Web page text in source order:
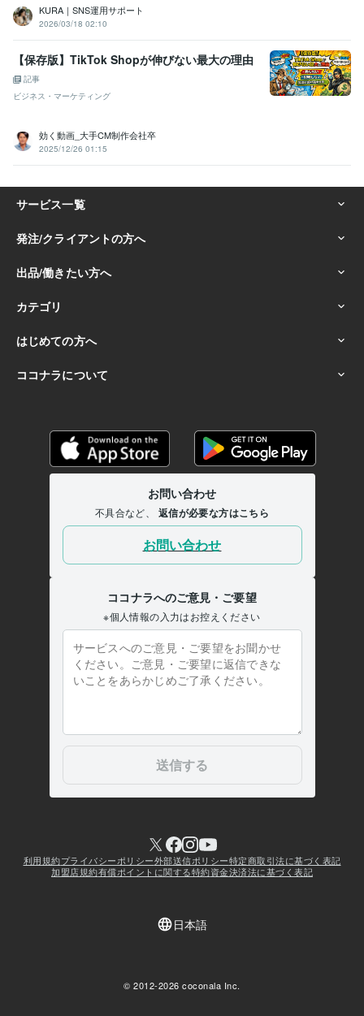
KURA｜SNS運用サポート
2026/03/18 02:10
【保存版】TikTok Shopが伸びない最大の理由
記事
ビジネス・マーケティング
効く動画_大手CM制作会社卒
2025/12/26 01:15